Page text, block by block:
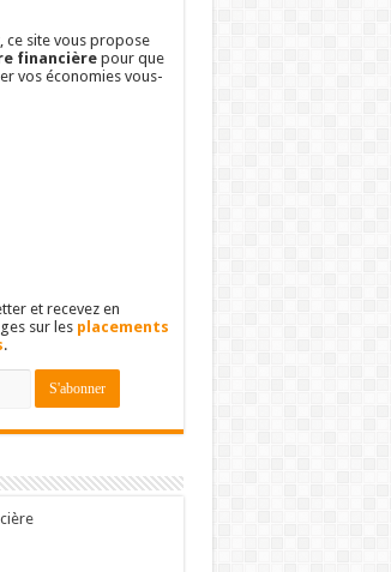
ce site vous propose
financièrepour que
vos économies vous-
et recevez en
sur les placements
.